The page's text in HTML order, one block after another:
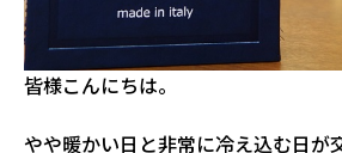
皆様こんにちは。
やや暖かい日と非常に冷え込む日が